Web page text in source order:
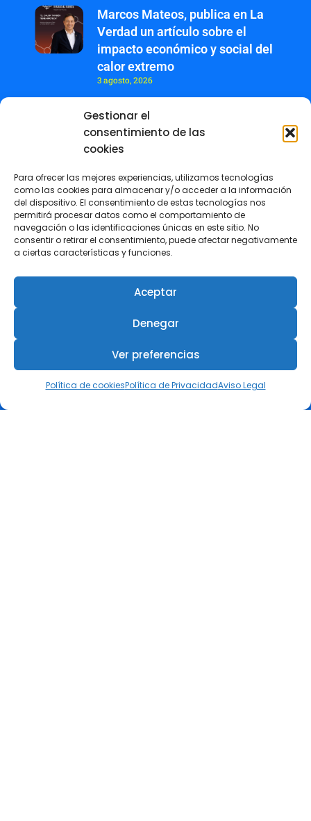
Gestionar el
consentimiento de las
cookies
Para ofrecer las mejores experiencias, utilizamos tecnologías
como las cookies para almacenar y/o acceder a la información
del dispositivo. El consentimiento de estas tecnologías nos
permitirá procesar datos como el comportamiento de
navegación o las identificaciones únicas en este sitio. No
consentir o retirar el consentimiento, puede afectar negativamente
a ciertas características y funciones.
Aceptar
Denegar
Ver preferencias
Política de cookiesPolítica de PrivacidadAviso Legal
Marcos Mateos, publica en La
Verdad un artículo sobre el
impacto económico y social del
calor extremo
3 agosto, 2026
Revista +IN – Nº 7 Especial
Premios ESG
27 julio, 2026
El COIIRM reunió en Murcia a
referentes de la ingeniería
femenina en su III Encuentro
Día de la Mujer en la Ingeniería
6 julio, 2026